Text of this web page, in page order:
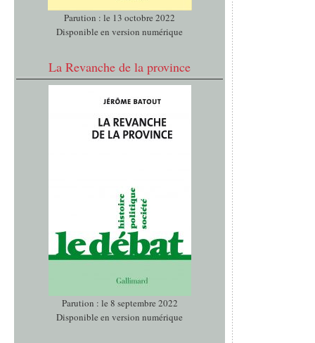
Parution : le 13 octobre 2022
Disponible en version numérique
La Revanche de la province
Parution : le 8 septembre 2022
Disponible en version numérique